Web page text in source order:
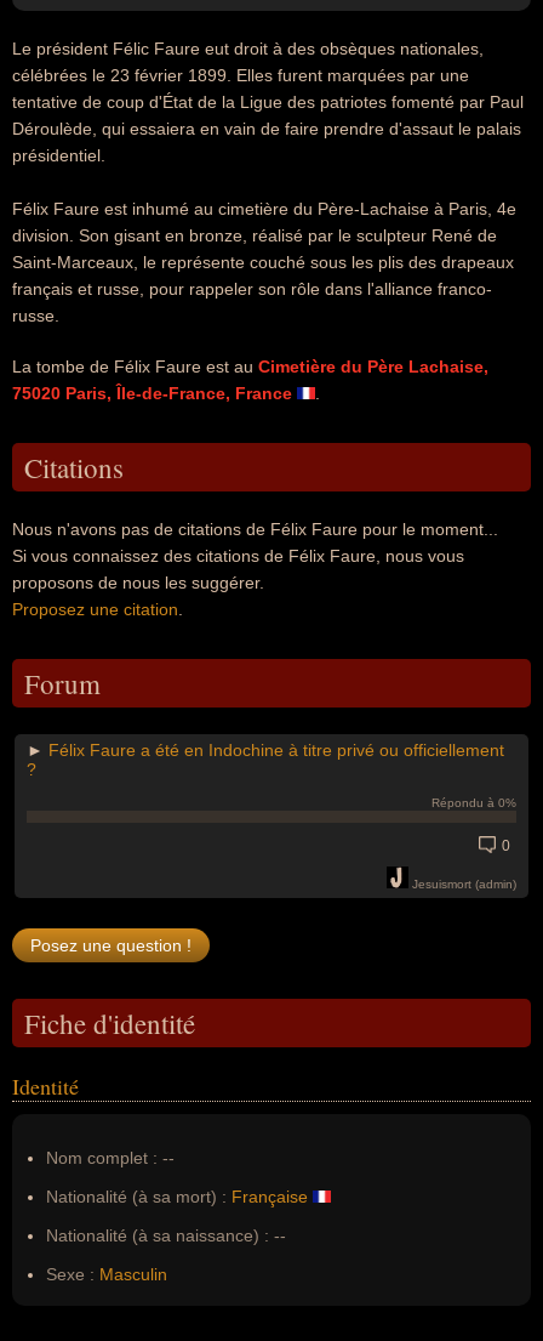
Le président Félic Faure eut droit à des obsèques nationales,
célébrées le 23 février 1899. Elles furent marquées par une
tentative de coup d'État de la Ligue des patriotes fomenté par Paul
Déroulède, qui essaiera en vain de faire prendre d'assaut le palais
présidentiel.
Félix Faure est inhumé au cimetière du Père-Lachaise à Paris, 4e
division. Son gisant en bronze, réalisé par le sculpteur René de
Saint-Marceaux, le représente couché sous les plis des drapeaux
français et russe, pour rappeler son rôle dans l'alliance franco-
russe.
La tombe de Félix Faure est au Cimetière du Père Lachaise,
75020 Paris, Île-de-France, France
Citations
Nous n'avons pas de citations de Félix Faure pour le moment...
Si vous connaissez des citations de Félix Faure, nous vous
proposons de nous les suggérer.
Proposez une citation
Forum
► Félix Faure a été en Indochine à titre privé ou officiellement
?
Répondu à 0%
0
Jesuismort (admin)
Fiche d'identité
Identité
Nom complet : --
Nationalité (à sa mort) : Française
Nationalité (à sa naissance) : --
Sexe : Masculin